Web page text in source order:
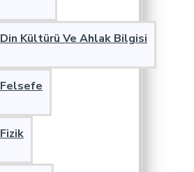
Din Kültürü Ve Ahlak Bilgisi
Felsefe
Fizik